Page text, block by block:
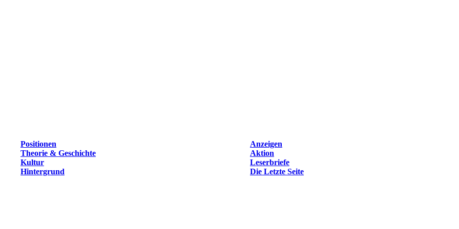
Positionen
Anzeigen
Theorie & Geschichte
Aktion
Kultur
Leserbriefe
Hintergrund Die Letzte Seite